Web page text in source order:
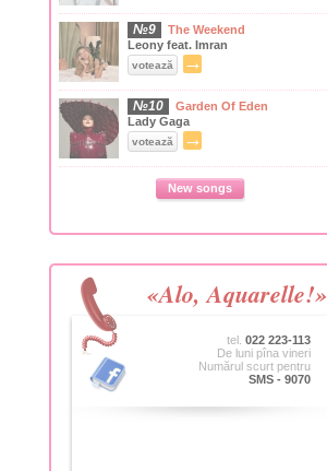
№9
The Weekend
Leony feat. Imran
votează →
№10
Garden Of Eden
Lady Gaga
votează →
New songs
«Alo, Aquarelle!»
tel. 022 223-113
De luni pîna vineri
Numărul scurt pentru
SMS - 9070